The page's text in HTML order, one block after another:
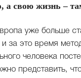
а свою жизнь –
уже больше
и за это время
человека
представить,